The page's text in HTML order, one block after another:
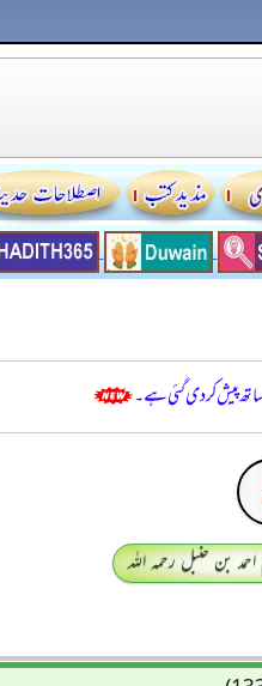
پیش کر دی گئی ہے۔
بن حنبل رحمہ اللہ